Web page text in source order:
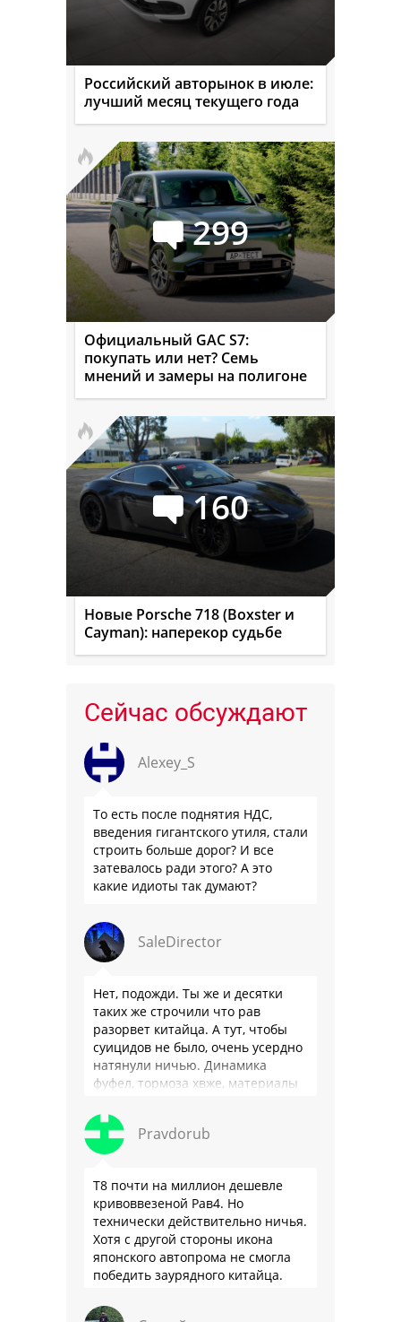
Российский авторынок в июле:
лучший месяц текущего года
299
Официальный GAC S7:
покупать или нет? Семь
мнений и замеры на полигоне
160
Новые Porsche 718 (Boxster и
Cayman): наперекор судьбе
Сейчас обсуждают
Alexey_S
То есть после поднятия НДС,
введения гигантского утиля, стали
строить больше дорог? И все
затевалось ради этого? А это
какие идиоты так думают?
SaleDirector
Нет, подожди. Ты же и десятки
таких же строчили что рав
разорвет китайца. А тут, чтобы
суицидов не было, очень усердно
натянули ничью. Динамика
фуфел, тормоза хвже, материалы
Pravdorub
Т8 почти на миллион дешевле
кривоввезеной Рав4. Но
технически действительно ничья.
Хотя с другой стороны икона
японского автопрома не смогла
победить заурядного китайца.